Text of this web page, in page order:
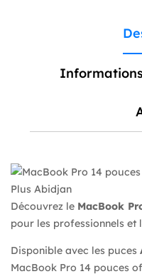
Découvrez le MacBook
pour les professionnels et
Disponible avec les puces
MacBook Pro 14 pouces